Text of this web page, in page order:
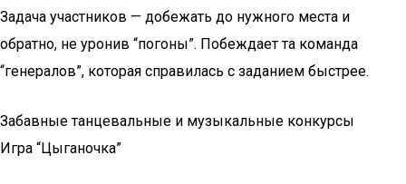
Задача участников — добежать до нужного места и
обратно, не уронив “погоны”. Побеждает та команда
“генералов”, которая справилась с заданием быстрее.
Забавные танцевальные и музыкальные конкурсы
Игра “Цыганочка”